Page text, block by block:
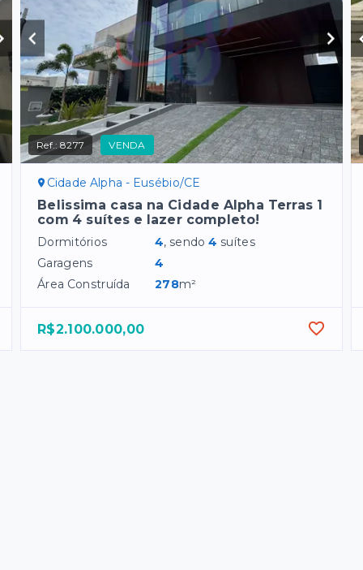
Ref.:8277 VENDA
Cidade Alpha - Eusébio/CE
Belissima casa na Cidade Alpha Terras 1
com 4 suítes e lazer completo!
Dormitórios 4, sendo4 suítes
Garagens
4
Área Construída
278m²
R$2.100.000,00